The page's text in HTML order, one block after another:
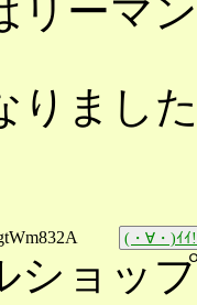
リーマ
りまし
(・∀・)ｲｲ
ショッ